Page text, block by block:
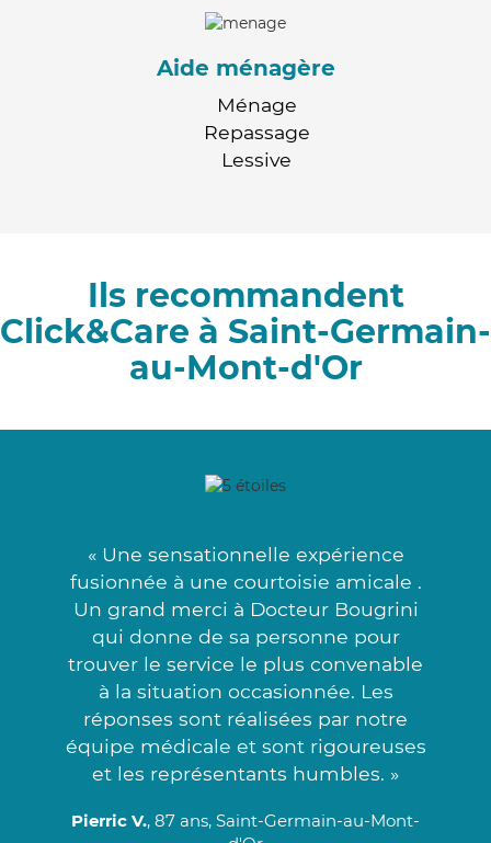
Aide ménagère
Ménage
Repassage
Lessive
Ils recommandent
Click&Care à Saint-Germain-
au-Mont-d'Or
« Une sensationnelle expérience
fusionnée à une courtoisie amicale .
Un grand merci à Docteur Bougrini
qui donne de sa personne pour
trouver le service le plus convenable
à la situation occasionnée. Les
réponses sont réalisées par notre
équipe médicale et sont rigoureuses
et les représentants humbles. »
Pierric V., 87 ans, Saint-Germain-au-Mont-